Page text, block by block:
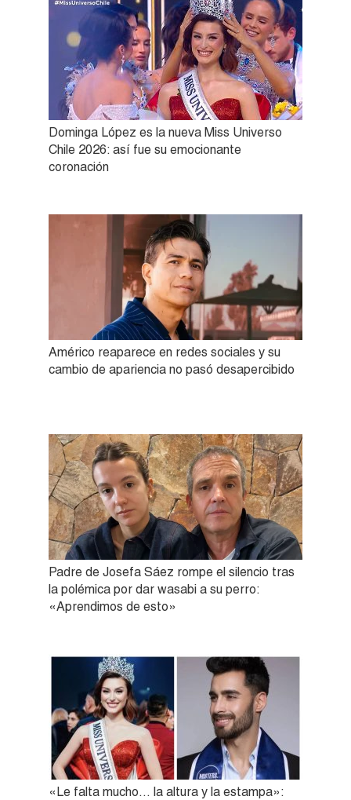
Dominga López es la nueva Miss Universo
Chile 2026: así fue su emocionante
coronación
Américo reaparece en redes sociales y su
cambio de apariencia no pasó desapercibido
Padre de Josefa Sáez rompe el silencio tras
la polémica por dar wasabi a su perro:
«Aprendimos de esto»
«Le falta mucho… la altura y la estampa»: